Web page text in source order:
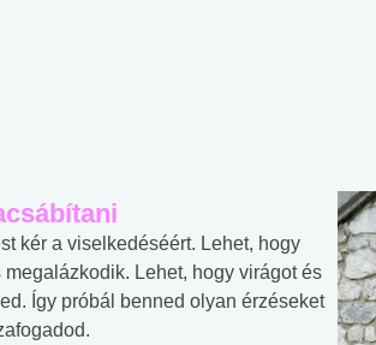
kér a viselkedéséért. Lehet, hogy
megalázkodik. Lehet, hogy virágot és
Így próbál benned olyan érzéseket